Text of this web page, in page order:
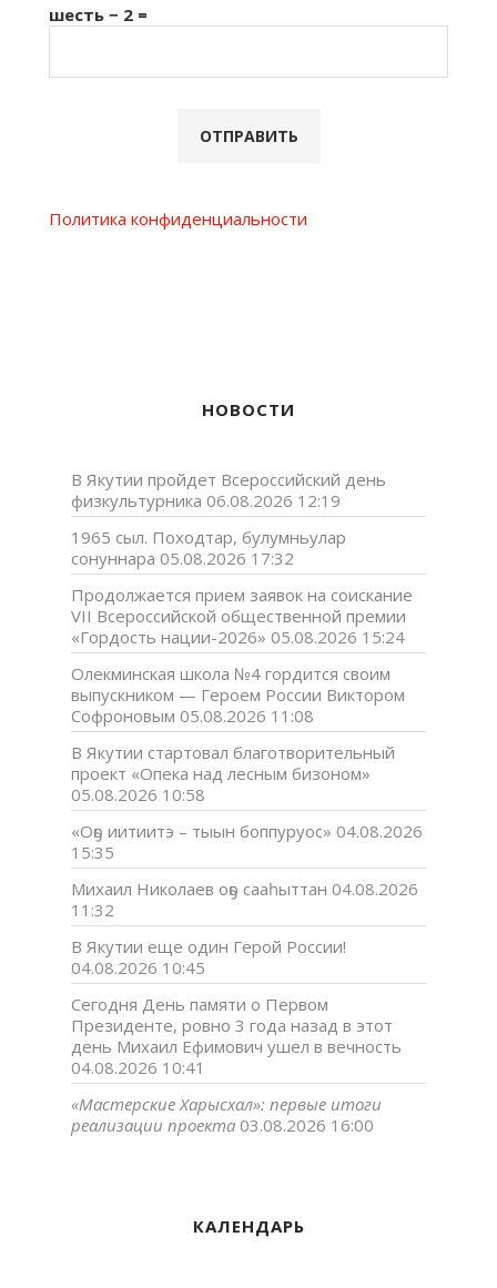
шесть − 2 =
Политика конфиденциальности
НОВОСТИ
В Якутии пройдет Всероссийский день
физкультурника 06.08.2026 12:19
1965 сыл. Походтар, булумньулар
сонуннара 05.08.2026 17:32
Продолжается прием заявок на соискание
VII Всероссийской общественной премии
«Гордость нации-2026» 05.08.2026 15:24
Олекминская школа №4 гордится своим
выпускником — Героем России Виктором
Софроновым 05.08.2026 11:08
В Якутии стартовал благотворительный
проект «Опека над лесным бизоном»
05.08.2026 10:58
«Оҕо иитиитэ – тыын боппуруос» 04.08.2026
15:35
Михаил Николаев оҕо сааһыттан 04.08.2026
11:32
В Якутии еще один Герой России!
04.08.2026 10:45
Сегодня День памяти о Первом
Президенте, ровно 3 года назад в этот
день Михаил Ефимович ушел в вечность
04.08.2026 10:41
«Мастерские Харысхал»: первые итоги
реализации проекта 03.08.2026 16:00
КАЛЕНДАРЬ